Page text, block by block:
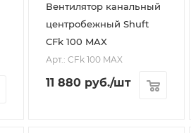
Вентилятор канальный
центробежный Shuft
CFk 100 MAX
Арт.: CFk 100 MAX
11 880 руб./шт